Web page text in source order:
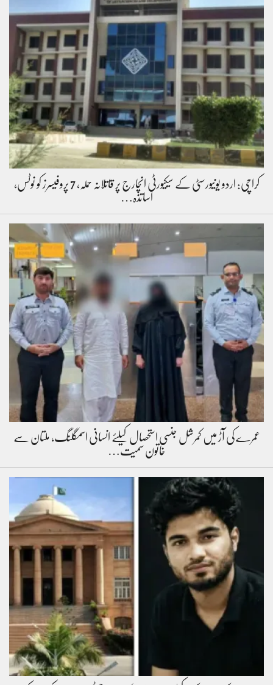
کراچی: اردو یونیورسٹی کے سیکیورٹی انچارج پر قاتلانہ حملہ، 7 پروفیسرز کو نوٹس،
اساتذہ…
عمرے کی آڑ میں کمرشل جنسی استحصال کیلئے انسانی اسمگلنگ، ملتان سے
خاتون سمیت…